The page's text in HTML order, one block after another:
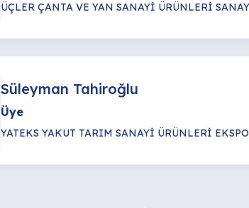
ÜÇLER ÇANTA VE YAN SANAYİ ÜRÜNLERİ
Süleyman Tahiroğlu
Üye
YATEKS YAKUT TARIM SANAYİ ÜRÜNLERİ